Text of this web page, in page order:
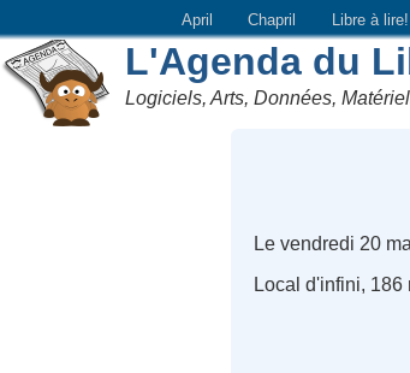
April Chapril Libre à lire!
L'Agenda du
Logiciels, Arts, Données,
Le vendredi 20
Local d'infini, 186